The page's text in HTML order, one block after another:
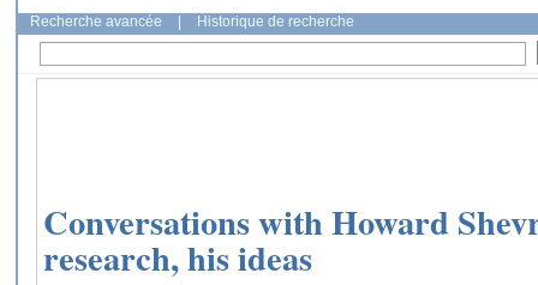
Recherche avancée Historique de recherche
Conversations with Howard
research, his ideas